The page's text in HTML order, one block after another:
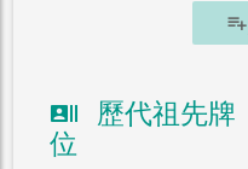
playlist_add
recent_actors
歷代祖先牌
位